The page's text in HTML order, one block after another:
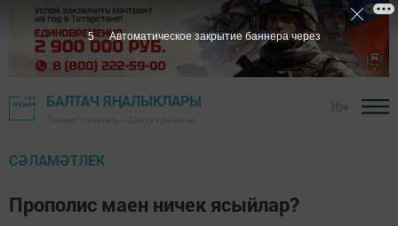
БАЛТАЧ ЯҢАЛЫКЛАРЫ
СӘЛАМӘТЛЕК
Прополис маен ничек ясыйлар?
4 Автоматическое закрытие баннера через